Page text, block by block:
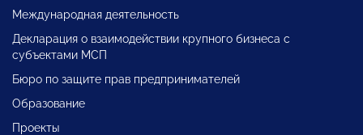
Международная деятельность
Декларация о взаимодействии крупного бизнеса с
субъектами МСП
Бюро по защите прав предпринимателей
Образование
Проекты